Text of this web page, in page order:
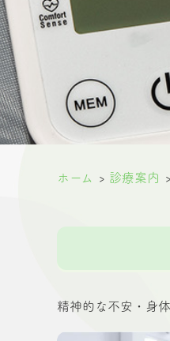
ホーム 診療案内
精神的な不安・身